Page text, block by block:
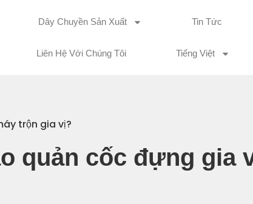
Dây Chuyền Sản Xuất Tin Tức
Liên Hệ Với Chúng Tôi Tiếng Việt
trộn gia vị?
quản cốc đựng gia